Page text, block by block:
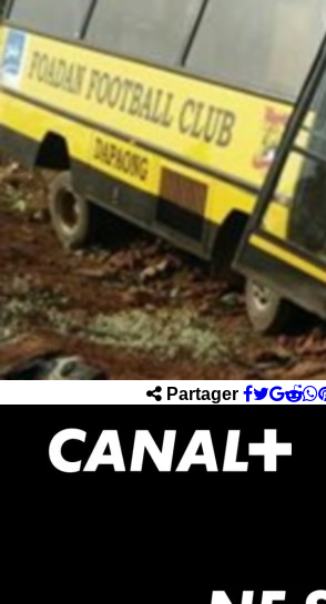
Partager